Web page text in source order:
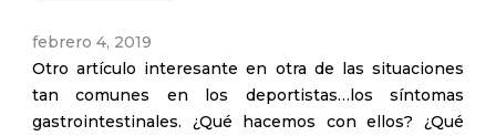
febrero 4, 2019
Otro artículo interesante en otra de las situaciones
tan comunes en los deportistas…los síntomas
gastrointestinales. ¿Qué hacemos con ellos? ¿Qué